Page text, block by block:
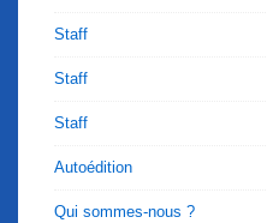
Staff
Staff
Staff
Autoédition
Qui sommes-nous ?